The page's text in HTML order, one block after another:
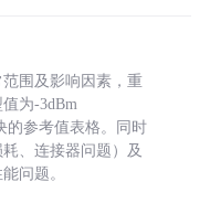
围及影响因素，重
为-3dBm
的参考值表格。同时
、连接器问题）及
问题。